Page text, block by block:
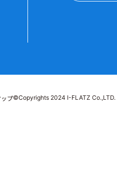
プ©Copyrights 2024 I-FLATZ Co.,LTD.